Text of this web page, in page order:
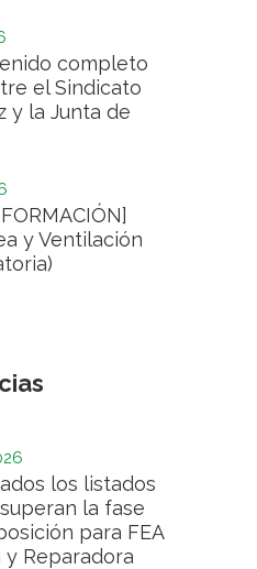
completo
el Sindicato
y la Junta de
y Ventilación
los listados
la fase
para FEA
y Reparadora